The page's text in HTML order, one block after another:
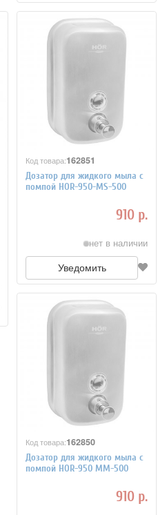
Код товара:162851
Дозатор для жидкого мыла с
помпой HOR-950-MS-500
910 р.
нет в наличии
Уведомить
Код товара:162850
Дозатор для жидкого мыла с
помпой HOR-950 MM-500
910 р.